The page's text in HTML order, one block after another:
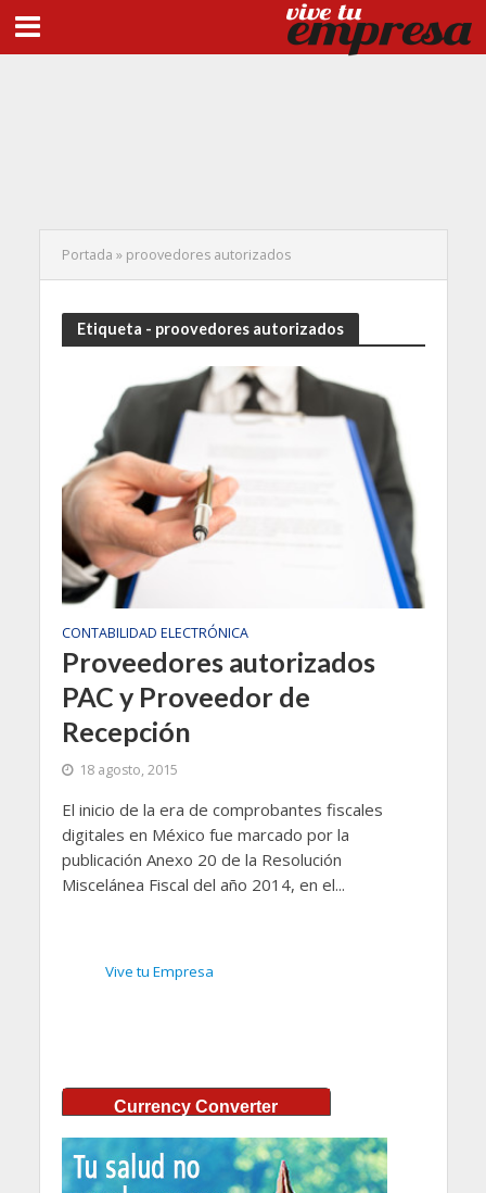
Portada » proovedores autorizados
Etiqueta - proovedores autorizados
CONTABILIDAD ELECTRÓNICA
Proveedores autorizados
PAC y Proveedor de
Recepción
18 agosto, 2015
El inicio de la era de comprobantes fiscales
digitales en México fue marcado por la
publicación Anexo 20 de la Resolución
Miscelánea Fiscal del año 2014, en el...
Vive tu Empresa
Currency Converter